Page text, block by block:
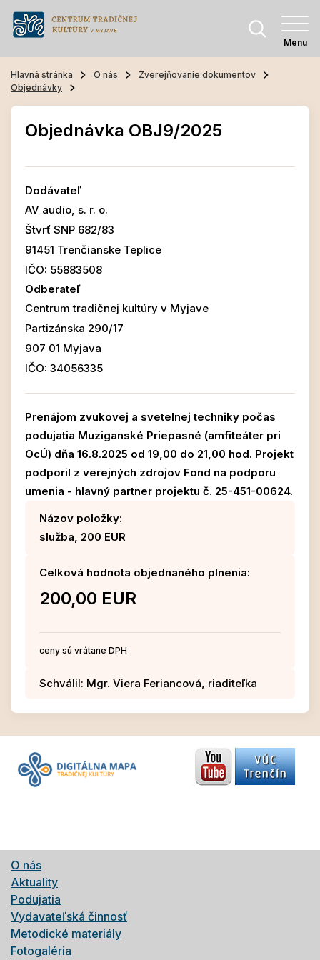
Menu
Hlavná stránka O nás
Zverejňovanie dokumentov
Objednávky
Objednávka OBJ9/2025
Dodávateľ
AV audio, s. r. o.
Štvrť SNP 682/83
91451 Trenčianske Teplice
IČO: 55883508
Odberateľ
Centrum tradičnej kultúry v Myjave
Partizánska 290/17
907 01 Myjava
IČO: 34056335
Prenájom zvukovej a svetelnej techniky počas
podujatia Muziganské Priepasné (amfiteáter pri
OcÚ) dňa 16.8.2025 od 19,00 do 21,00 hod. Projekt
podporil z verejných zdrojov Fond na podporu
umenia - hlavný partner projektu č. 25-451-00624.
Názov položky:
služba, 200 EUR
Celková hodnota objednaného plnenia:
200,00 EUR
ceny sú vrátane DPH
Schválil: Mgr. Viera Feriancová, riaditeľka
O nás
Aktuality
Podujatia
Vydavateľská činnosť
Metodické materiály
Fotogaléria